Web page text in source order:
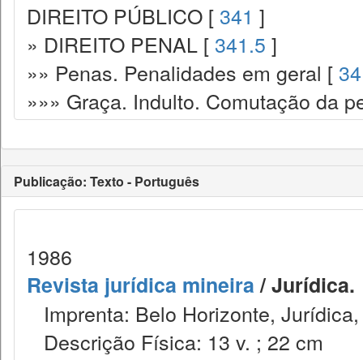
DIREITO PÚBLICO [ 341 ]
» DIREITO PENAL [ 341.5 ]
»» Penas. Penalidades em geral [
»»» Graça. Indulto. Comutação da
Publicação: Texto - Português
1986
Revista jurídica mineira/ Jurídica.
Imprenta: Belo Horizonte,
Descrição Física: 13 v. ; 22 cm